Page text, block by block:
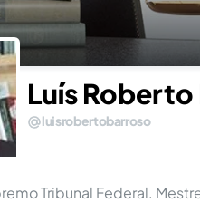
Luís
luisrobertobarroso
Tribunal Federal.